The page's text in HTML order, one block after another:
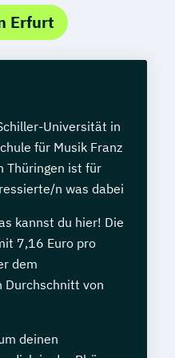
Erfurt
Universität in
für Musik Franz
Thüringen ist für
n was dabei
kannst du hier! Die
7,16 Euro pro
dem
Durchschnitt von
deinen